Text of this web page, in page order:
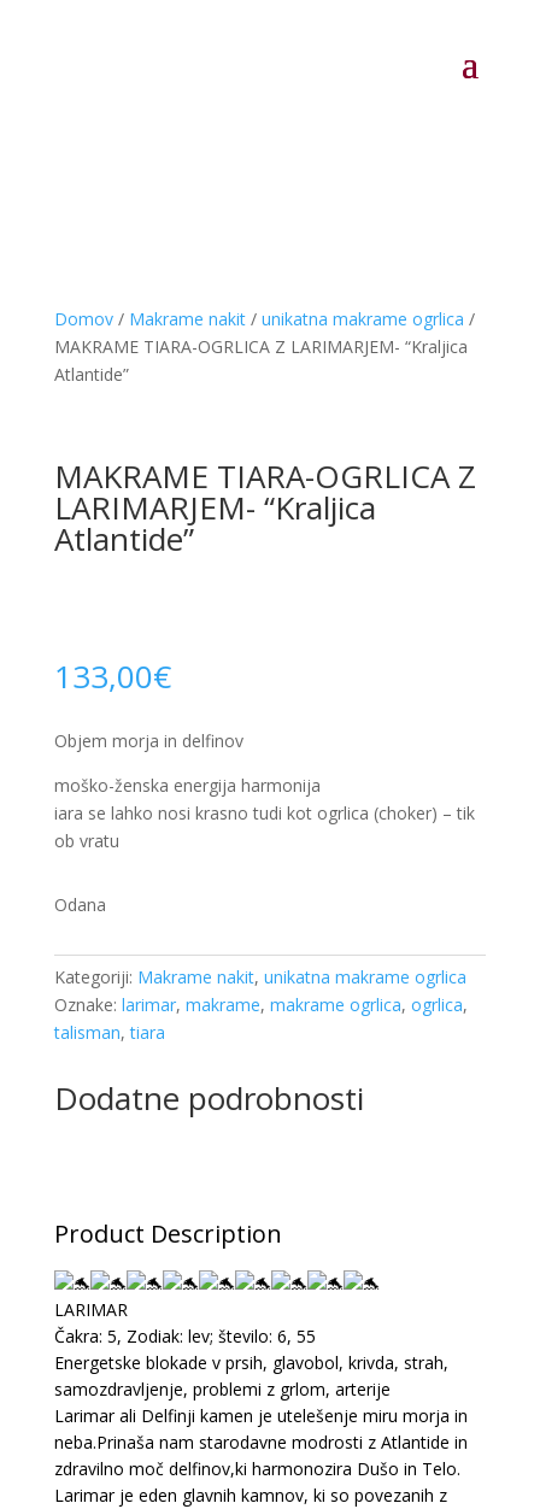
Domov/ Makrame nakit/ unikatna makrame ogrlica /
MAKRAME TIARA-OGRLICA Z LARIMARJEM- “Kraljica
Atlantide”
MAKRAME TIARA-OGRLICA Z
LARIMARJEM- “Kraljica
Atlantide”
133,00€
Objem morja in delfinov
moško-ženska energija harmonija
iara se lahko nosi krasno tudi kot ogrlica (choker) – tik
ob vratu
Odana
Kategoriji: Makrame nakit, unikatna makrame ogrlica
Oznake: larimar, makrame, makrame ogrlica, ogrlica,
talisman,tiara
Dodatne podrobnosti
Product Description
LARIMAR
Čakra: 5, Zodiak: lev; število: 6, 55
Energetske blokade v prsih, glavobol, krivda, strah,
samozdravljenje, problemi z grlom, arterije
Larimar ali Delfinji kamen je utelešenje miru morja in
neba.Prinaša nam starodavne modrosti z Atlantide in
zdravilno moč delfinov,ki harmonozira Dušo in Telo.
Larimar je eden glavnih kamnov, ki so povezanih z